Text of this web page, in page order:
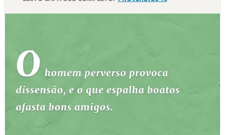
10 MANDAMENTOS
ESTUDOS BÍBLICOS
ESBOÇOS DE PREGAÇÃO